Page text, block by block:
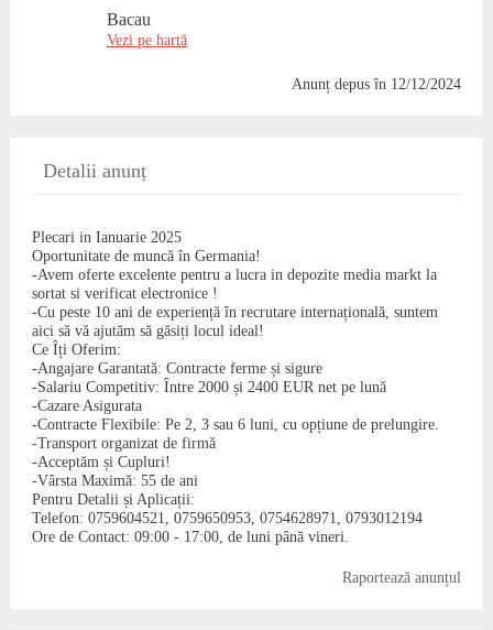
Bacau
Vezi pe hartă
Anunț depusîn 12/12/2024
Detalii anunț
Plecari in Ianuarie 2025
Oportunitate de muncă în Germania!
-Avem oferte excelente pentru a lucra in depozite media markt la
sortat si verificat electronice !
-Cu peste 10 ani de experiență în recrutare internațională, suntem
aici să vă ajutăm să găsiți locul ideal!
Ce Îți Oferim:
-Angajare Garantată: Contracte ferme și sigure
-Salariu Competitiv: Între 2000 și 2400 EUR net pe lună
-Cazare Asigurata
-Contracte Flexibile: Pe 2, 3 sau 6 luni, cu opțiune de prelungire.
-Transport organizat de firmă
-Acceptăm și Cupluri!
-Vârsta Maximă: 55 de ani
Pentru Detalii și Aplicații:
Telefon: 0759604521, 0759650953, 0754628971, 0793012194
Ore de Contact: 09:00 - 17:00, de luni până vineri.
Raportează anunțul